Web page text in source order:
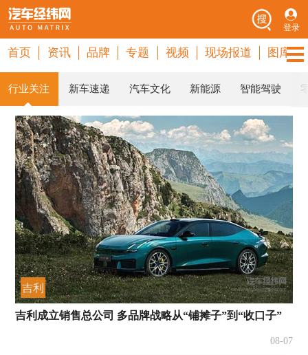
登录
首页 资讯 品牌 专题 视频 现场报道 图库
行业关注 新车速递 汽车文化 新能源 智能驾驶
吉利
吉利成立销售总公司 多品牌战略从“铺摊子”到“收口子”
08-07